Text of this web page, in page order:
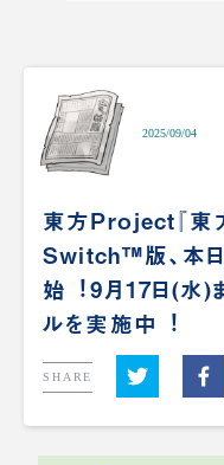
2025/09/04
東⽅Project『東
Switch™版、本⽇
始︕9⽉17⽇(⽔)
ルを実施中︕
SHARE